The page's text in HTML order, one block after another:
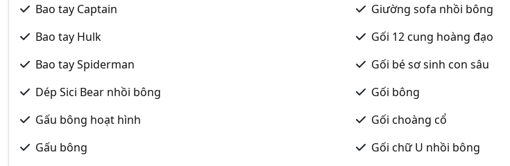
Bao tay Captain
Bao tay Hulk
Bao tay Spiderman
Dép Sici Bear nhồi bông
Gấu bông hoạt hình
Gấu bông
Giường sofa nhồi bông
Gối 12 cung hoàng đạo
Gối bé sơ sinh con sâu
Gối bông
Gối choàng cổ
Gối chữ U nhồi bông